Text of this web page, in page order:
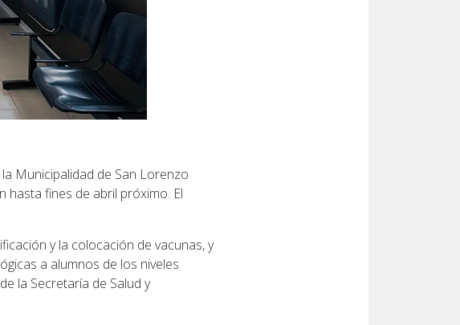
Municipalidad de San Lorenzo
hasta fines de abril próximo. El
y la colocación de vacunas, y
a alumnos de los niveles
la Secretaría de Salud y